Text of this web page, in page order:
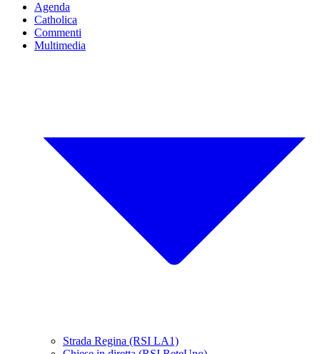
Agenda
Catholica
Commenti
Multimedia
Strada Regina (RSI LA1)